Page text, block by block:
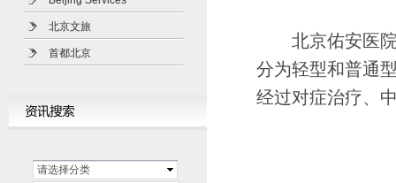
北京文旅
首都北京
请选择分类
北京佑安医院
分为轻型和普通
经过对症治疗、